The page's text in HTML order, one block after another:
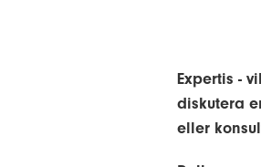
Expertis -
diskutera
eller